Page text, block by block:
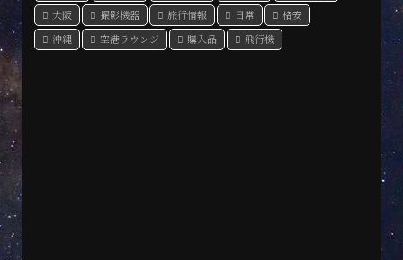
大阪
撮影機器 旅行情報 日常
格安
沖縄
空港ラウンジ 購入品 飛行機